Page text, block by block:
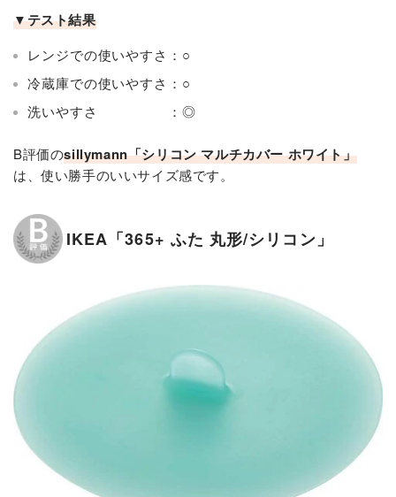
▼テスト結果
レンジでの使いやすさ：○
冷蔵庫での使いやすさ：○
洗いやすさ ：◎
B評価のsillymann「シリコン マルチカバー ホワイト」
は、使い勝手のいいサイズ感です。
IKEA「365+ ふた 丸形/シリコン」